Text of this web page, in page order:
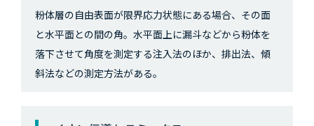
粉体層の自由表面が限界応力状態にある場合、その面
と水平面との間の角。水平面上に漏斗などから粉体を
落下させて角度を測定する注入法のほか、排出法、傾
斜法などの測定方法がある。